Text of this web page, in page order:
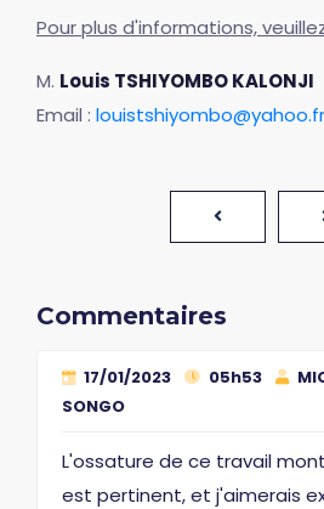
Pour plus d'informations,
M. Louis TSHIYOMBO KALONJI
Email : louistshiyombo@yahoo.fr
Commentaires
17/01/2023 05h53
SONGO
L'ossature de ce travail
est pertinent, et j'aimerais